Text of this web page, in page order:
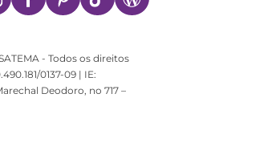
- Todos os direitos
0137-09 | IE:
Deodoro, no 717 –